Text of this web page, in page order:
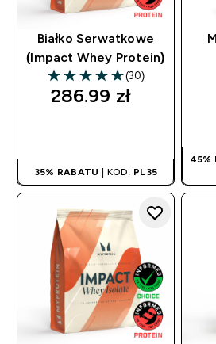
Białko Serwatkowe
(Impact Whey Protein)
4.97 out of 5 stars
(30)
286.99 zł‎
35% RABATU | KOD: PL35
45%